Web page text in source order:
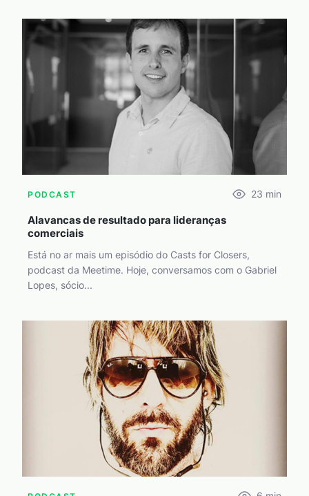
PODCAST 23 min
Alavancas de resultado para lideranças
comerciais
Está no ar mais um episódio do Casts for Closers,
podcast da Meetime. Hoje, conversamos com o Gabriel
Lopes, sócio...